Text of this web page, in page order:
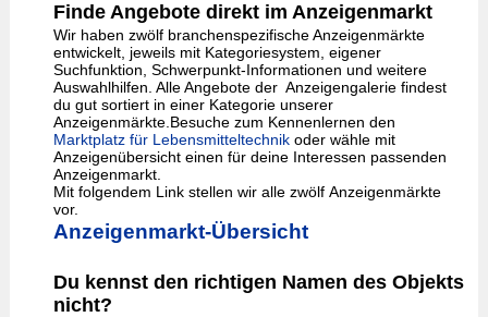
Finde Angebote direkt im Anzeigenmarkt
Wir haben zwölf branchenspezifische Anzeigenmärkte
entwickelt, jeweils mit Kategoriesystem, eigener
Suchfunktion, Schwerpunkt-Informationen und weitere
Auswahlhilfen. Alle Angebote der Anzeigengalerie findest
du gut sortiert in einer Kategorie unserer
Anzeigenmärkte.Besuche zum Kennenlernen den
Marktplatz für Lebensmitteltechnikoder wähle mit
Anzeigenübersicht einen für deine Interessen passenden
Anzeigenmarkt.
Mit folgendem Link stellen wir alle zwölf Anzeigenmärkte
vor.
Anzeigenmarkt-Übersicht
Du kennst den richtigen Namen des Objekts
nicht?